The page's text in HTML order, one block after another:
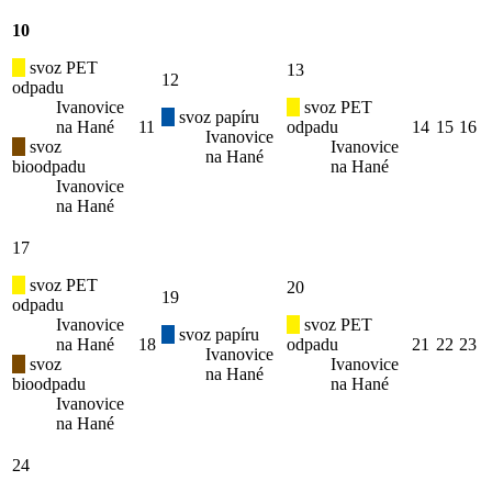
10
svoz PET
odpadu
Ivanovice
na Hané
svoz
bioodpadu
Ivanovice
na Hané
11
12
svoz papíru
Ivanovice
na Hané
13
svoz PET
odpadu
Ivanovice
na Hané
14 15 16
17
svoz PET
odpadu
Ivanovice
na Hané
svoz
bioodpadu
Ivanovice
na Hané
18
19
svoz papíru
Ivanovice
na Hané
20
svoz PET
odpadu
Ivanovice
na Hané
21 22 23
24